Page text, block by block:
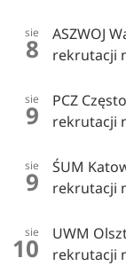
sie
8
ASZWOJ
rekrutacji
sie
9
PCZ
rekrutacji
sie
9
ŚUM
rekrutacji
sie
10
UWM
rekrutacji